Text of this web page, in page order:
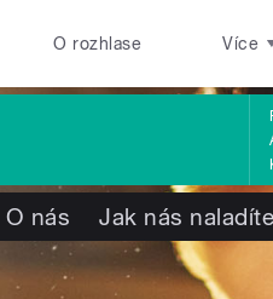
O rozhlase Více
O nás Jak nás naladíte